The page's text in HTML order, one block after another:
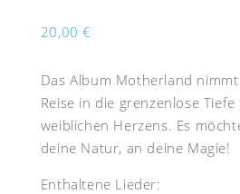
20,00€
Das Album Motherland
Reise in die grenzenlose
weiblichen Herzens. Es
deine Natur, an deine Magie!
Enthaltene Lieder: